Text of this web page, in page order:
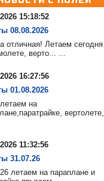
15:18:52
08.08.2026
отличная! Летаем сегодня
верто... ...
16:27:56
01.08.2026
на
вертолете,
11:32:56
31.07.26
летаем на параплане и